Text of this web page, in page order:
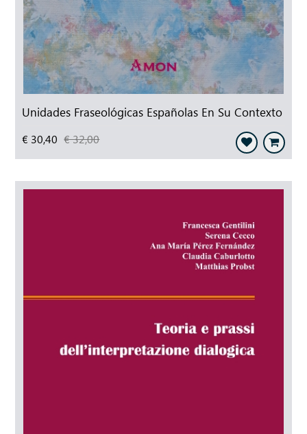
Unidades Fraseológicas Españolas En Su Contexto
€ 30,40 € 32,00